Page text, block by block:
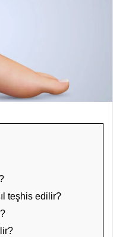
teşhis edilir?